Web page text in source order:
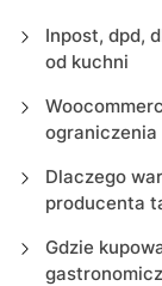
Inpost, dpd,
od kuchni
ograniczenia
Dlaczego
producenta
Gdzie